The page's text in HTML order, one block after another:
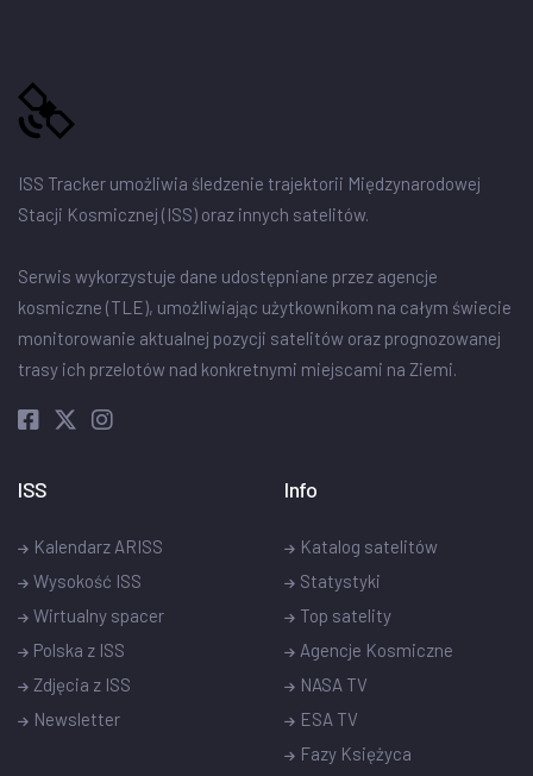
ISS Tracker umożliwia śledzenie trajektorii Międzynarodowej
Stacji Kosmicznej (ISS) oraz innych satelitów.
Serwis wykorzystuje dane udostępniane przez agencje
kosmiczne (TLE), umożliwiając użytkownikom na całym świecie
monitorowanie aktualnej pozycji satelitów oraz prognozowanej
trasy ich przelotów nad konkretnymi miejscami na Ziemi.
ISS
Kalendarz ARISS
Wysokość ISS
Wirtualny spacer
Polska z ISS
Zdjęcia z ISS
Newsletter
Info
Katalog satelitów
Statystyki
Top satelity
Agencje Kosmiczne
NASA TV
ESA TV
Fazy Księżyca